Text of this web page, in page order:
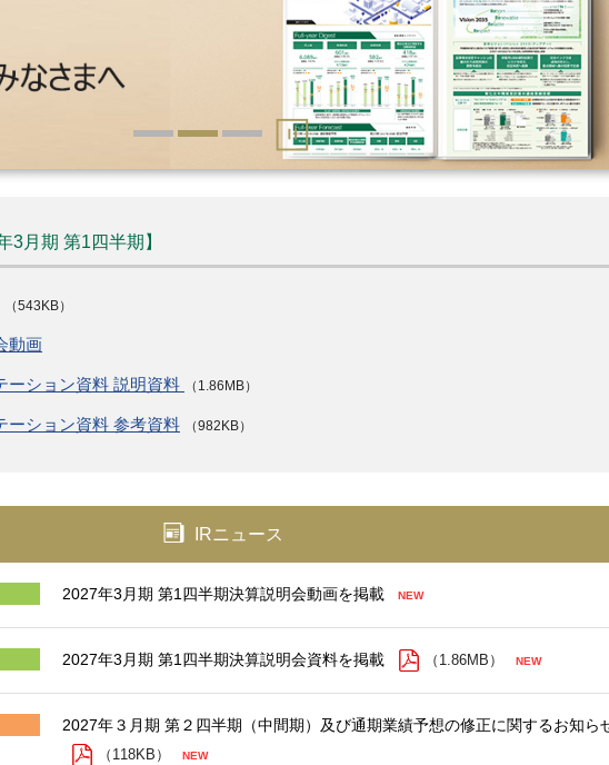
3月期 第1四半期 】
（543KB）
動画
ーション資料 説明資料 （1.86MB）
ーション資料 参考資料 （982KB）
IRニュース
2027年3月期 第1四半期決算説明会動画を掲載
2027年3月期 第1四半期決算説明会資料を掲載 （1.86MB）
2027年３月期 第２四半期（中間期）及び通期業績予想の修正に関するお知ら
（118KB）